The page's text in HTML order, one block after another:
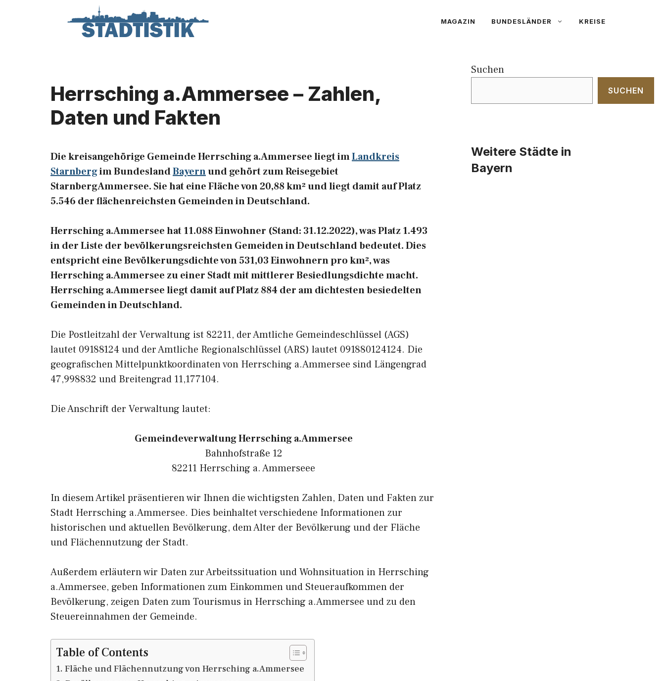
MAGAZIN BUNDESLÄNDER KREISE
Herrsching a.Ammersee – Zahlen,
Daten und Fakten
Die kreisangehörige Gemeinde Herrsching a.Ammersee liegt imLandkreis
Starnbergim BundeslandBayernund gehört zum Reisegebiet
StarnbergAmmersee. Sie hat eine Fläche von 20,88 km² und liegt damit auf Platz
5.546 der flächenreichsten Gemeinden in Deutschland.
Herrsching a.Ammersee hat 11.088 Einwohner (Stand: 31.12.2022), was Platz 1.493
in der Liste der bevölkerungsreichsten Gemeiden in Deutschland bedeutet. Dies
entspricht eine Bevölkerungsdichte von 531,03 Einwohnern pro km², was
Herrsching a.Ammersee zu einer Stadt mit mittlerer Besiedlungsdichte macht.
Herrsching a.Ammersee liegt damit auf Platz 884 der am dichtesten besiedelten
Gemeinden in Deutschland.
Die Postleitzahl der Verwaltung ist 82211, der Amtliche Gemeindeschlüssel (AGS)
lautet 09188124 und der Amtliche Regionalschlüssel (ARS) lautet 091880124124. Die
geografischen Mittelpunktkoordinaten von Herrsching a.Ammersee sind Längengrad
47,998832 und Breitengrad 11,177104.
Die Anschrift der Verwaltung lautet:
Gemeindeverwaltung Herrsching a.Ammersee
Bahnhofstraße 12
82211 Herrsching a. Ammerseee
In diesem Artikel präsentieren wir Ihnen die wichtigsten Zahlen, Daten und Fakten zur
Stadt Herrsching a.Ammersee. Dies beinhaltet verschiedene Informationen zur
historischen und aktuellen Bevölkerung, dem Alter der Bevölkerung und der Fläche
und Flächennutzung der Stadt.
Außerdem erläutern wir Daten zur Arbeitssituation und Wohnsituation in Herrsching
a.Ammersee, geben Informationen zum Einkommen und Steueraufkommen der
Bevölkerung, zeigen Daten zum Tourismus in Herrsching a.Ammersee und zu den
Steuereinnahmen der Gemeinde.
Table of Contents
Fläche und Flächennutzung von Herrsching a.Ammersee
Suchen
SUCHEN
Weitere Städte in
Bayern